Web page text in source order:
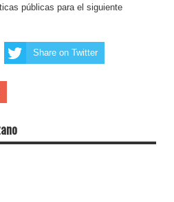
públicas para el siguiente
Share on Twitter